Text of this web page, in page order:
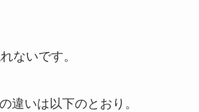
ないです。
違いは以下のとおり。